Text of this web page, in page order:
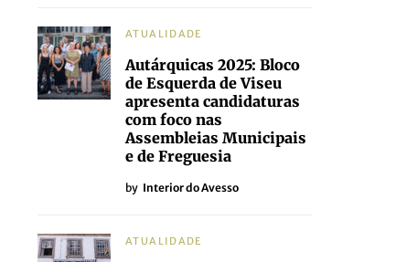
ATUALIDADE
Autárquicas 2025: Bloco
de Esquerda de Viseu
apresenta candidaturas
com foco nas
Assembleias Municipais
e de Freguesia
by Interior do Avesso
ATUALIDADE